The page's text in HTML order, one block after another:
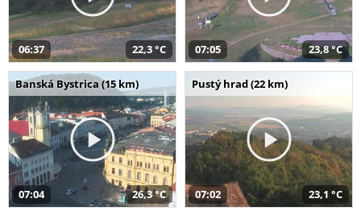
06:37 22,3 °C 07:05 23,8 °C
Banská Bystrica (15 km)
07:04 26,3 °C
Pustý hrad (22 km)
07:02 23,1 °C